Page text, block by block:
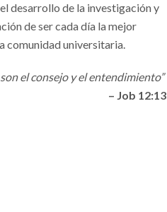
desarrollo de la investigación y
de ser cada día la mejor
comunidad universitaria.
el consejo y el entendimiento”
– Job 12:13